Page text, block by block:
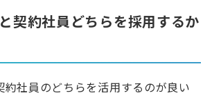
契約社員どちらを採用するか
約社員のどちらを活用するのが良い